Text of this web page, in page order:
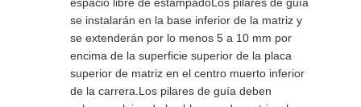
se instalarán en la base inferior de la matriz y
se extenderán por lo menos 5 a 10 mm por
encima de la superficie superior de la placa
superior de matriz en el centro muerto inferior
de la carrera.Los pilares de guía deben